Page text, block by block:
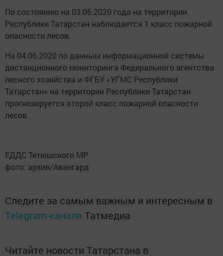
По состоянию на 03.06.2020 года на территории
Республики Татарстан наблюдается 1 класс пожарной
опасности лесов.
На 04.06.2020 по данным информационной системы
дистанционного мониторинга Федерального агентства
лесного хозяйства и ФГБУ «УГМС Республики
Татарстан» на территории Республики Татарстан
прогнозируется второй класс пожарной опасности
лесов.
ЕДДС Тетюшского МР
фото: архив/Авангард
Следите за самым важным и интересным в
Telegram-канале Татмедиа
Читайте новости Татарстана в